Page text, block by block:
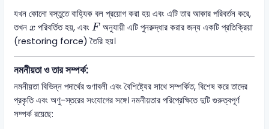
যখন কোনো বস্তুতে বাহ্যিক বল প্রয়োগ করা হয় এবং এটি তার আকার পরিবর্তন করে,
তখনx
x পরিবর্তিত হয়, এবংF
F অনুযায়ী এটি পুনরুদ্ধার করার জন্য একটি প্রতিক্রিয়া
(restoring force) তৈরি হয়।
নমনীয়তা ও তার সম্পর্ক:
নমনীয়তা বিভিন্ন পদার্থের গুণাবলী এবং বৈশিষ্ট্যের সাথে সম্পর্কিত, বিশেষ করে তাদের
প্রকৃতি এবং অণু-স্তরের সংযোগের সঙ্গে। নমনীয়তার পরিপ্রেক্ষিতে দুটি গুরুত্বপূর্ণ
সম্পর্ক রয়েছে: